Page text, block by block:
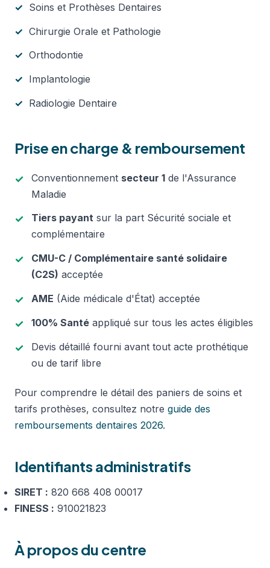
Soins et Prothèses Dentaires
Chirurgie Orale et Pathologie
Orthodontie
Implantologie
Radiologie Dentaire
Prise en charge & remboursement
Conventionnement secteur 1 de l'Assurance
Maladie
Tiers payant sur la part Sécurité sociale et
complémentaire
CMU-C / Complémentaire santé solidaire
(C2S) acceptée
AME (Aide médicale d'État) acceptée
100% Santé appliqué sur tous les actes éligibles
Devis détaillé fourni avant tout acte prothétique
ou de tarif libre
Pour comprendre le détail des paniers de soins et
tarifs prothèses, consultez notre guide des
remboursements dentaires 2026.
Identifiants administratifs
SIRET : 820 668 408 00017
FINESS : 910021823
À propos du centre